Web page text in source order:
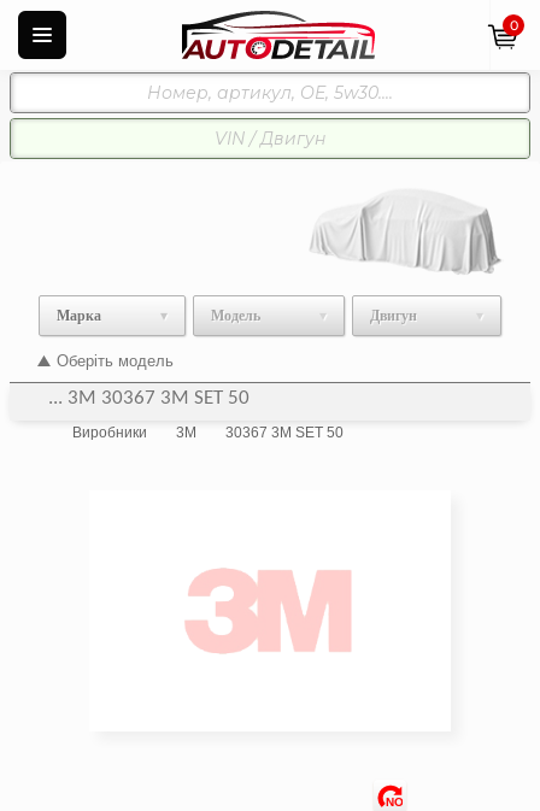
0
Марка Модель Двигун
Оберіть модель
... 3M 30367 3M SET 50
Виробники 3M 30367 3M SET 50
NO